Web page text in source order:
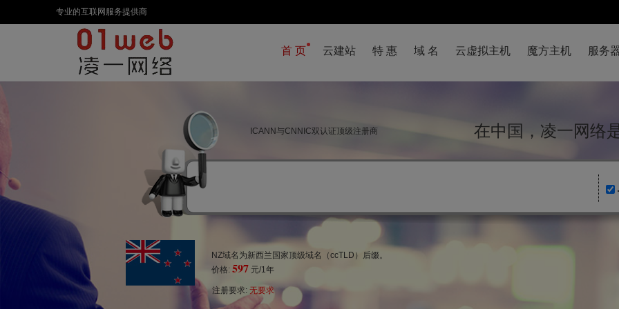
专业的互联网服务提供商
首 页 云建站 特 惠 域 名 云虚拟主机 魔方主机 服务
ICANN与CNNIC双认证顶级注册商 在中国，凌一网
NZ域名为新西兰国家顶级域名（ccTLD）后缀。
价格: 597 元/1年
注册要求: 无要求